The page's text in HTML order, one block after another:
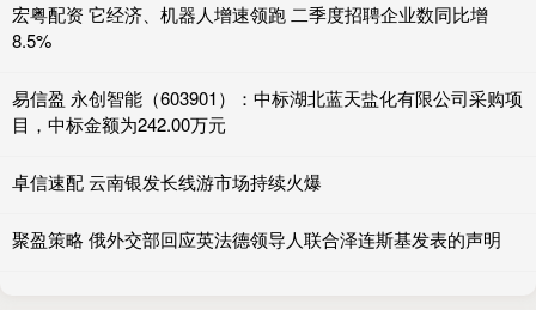
宏粤配资 它经济、机器人增速领跑 二季度招聘企业数同比增
8.5%
易信盈 永创智能（603901）：中标湖北蓝天盐化有限公司采购项
目，中标金额为242.00万元
卓信速配 云南银发长线游市场持续火爆
聚盈策略 俄外交部回应英法德领导人联合泽连斯基发表的声明